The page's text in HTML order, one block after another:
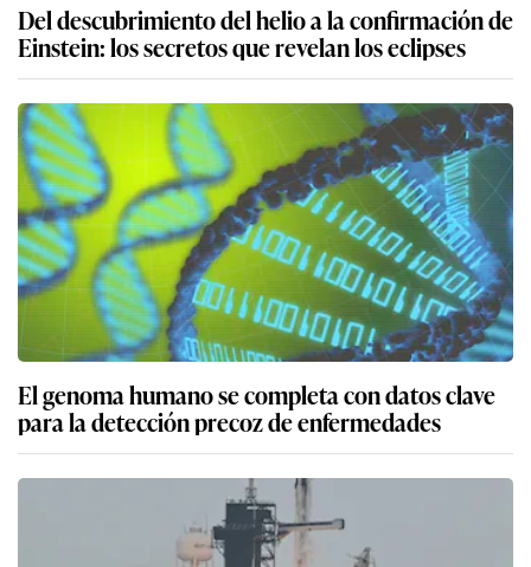
Del descubrimiento del helio a la confirmación de
Einstein: los secretos que revelan los eclipses
El genoma humano se completa con datos clave
para la detección precoz de enfermedades